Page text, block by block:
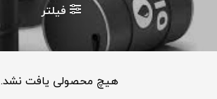
فیلتر
هیچ محصولی یافت نشد.